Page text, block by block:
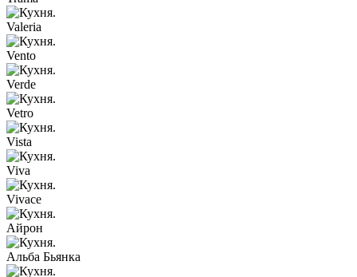
Valeria
Vento
Verde
Vetro
Vista
Viva
Vivace
Айрон
Альба Бьянка